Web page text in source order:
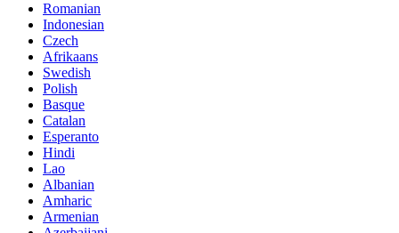
Romanian
Indonesian
Czech
Afrikaans
Swedish
Polish
Basque
Catalan
Esperanto
Hindi
Lao
Albanian
Amharic
Armenian